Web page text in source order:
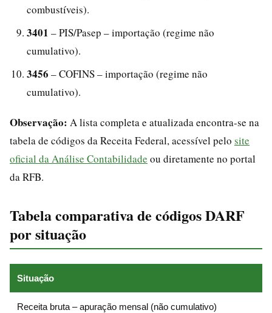
combustíveis).
3401 – PIS/Pasep – importação (regime não
cumulativo).
3456 – COFINS – importação (regime não
cumulativo).
Observação: A lista completa e atualizada encontra-se na
tabela de códigos da Receita Federal, acessível pelo site
oficial da Análise Contabilidade ou diretamente no portal
da RFB.
Tabela comparativa de códigos DARF
por situação
Situação
Receita bruta – apuração mensal (não cumulativo)